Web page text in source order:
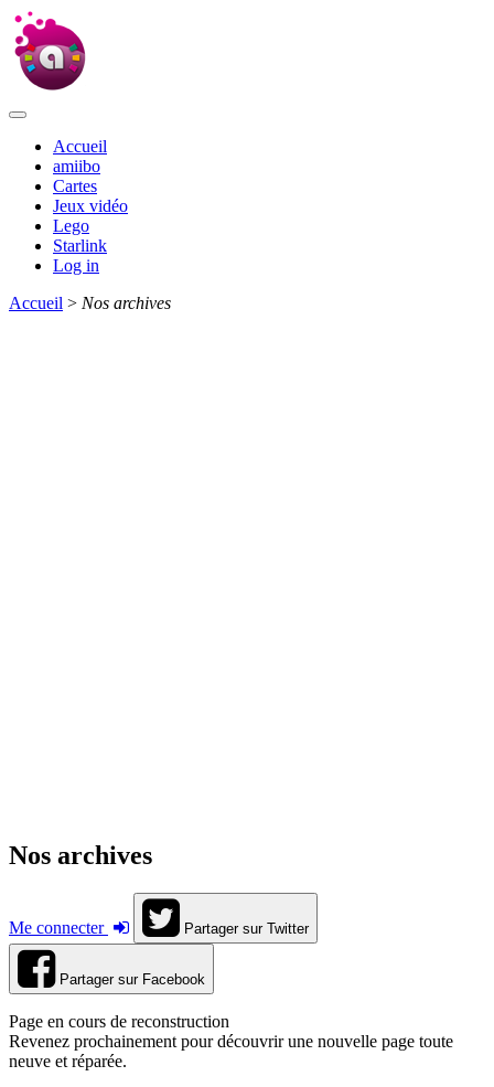
Accueil
amiibo
Cartes
Jeux vidéo
Lego
Starlink
Log in
Accueil > Nos archives
Nos archives
Me connecter Partager sur Twitter
Partager sur Facebook
Page en cours de reconstruction
Revenez prochainement pour découvrir une nouvelle page toute
neuve et réparée.